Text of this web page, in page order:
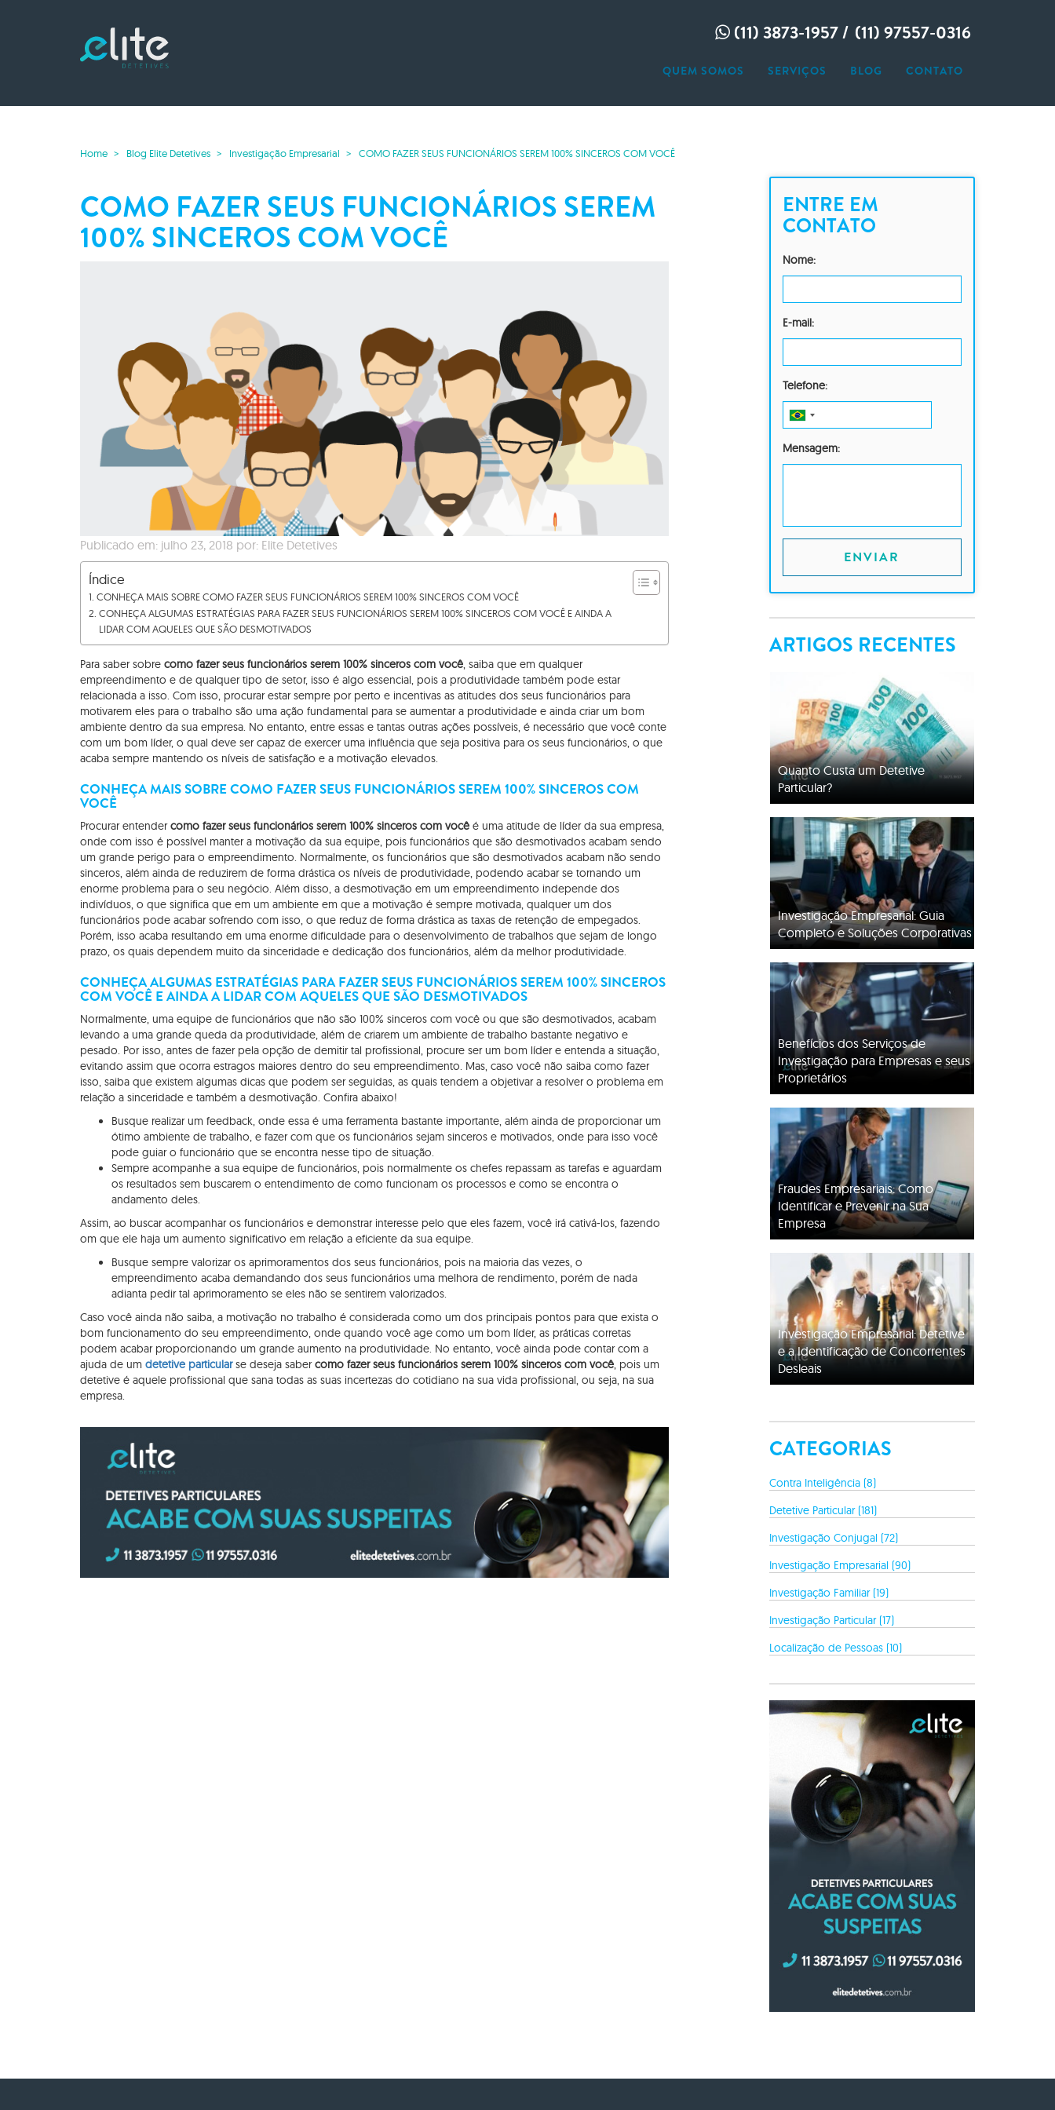
QUEM SOMOS
TECNOLOGIA DA ESPIONAGEM
SERVIÇOS
CONTRA INTELIGÊNCIA
LOCALIZAÇÃO DE PESSOAS
MONITORAMENTO
INVESTIGAÇÃO PARTICULAR
BLOG CONTATO
(11) 3873-1957 / (11) 97557-0316
Home Blog Elite Detetives Investigação Empresarial COMO FAZER SEUS FUNCIONÁRIOS SEREM 100% SINCEROS COM VOCÊ
COMO FAZER SEUS FUNCIONÁRIOS SEREM
100% SINCEROS COM VOCÊ
Publicado em: julho 23, 2018 por: Elite Detetives
Índice
CONHEÇA MAIS SOBRE COMO FAZER SEUS FUNCIONÁRIOS SEREM 100% SINCEROS COM VOCÊ
CONHEÇA ALGUMAS ESTRATÉGIAS PARA FAZER SEUS FUNCIONÁRIOS SEREM 100% SINCEROS COM VOCÊ E AINDA A
LIDAR COM AQUELES QUE SÃO DESMOTIVADOS
Para saber sobre como fazer seus funcionários serem 100% sinceros com você, saiba que em qualquer
empreendimento e de qualquer tipo de setor, isso é algo essencial, pois a produtividade também pode estar
relacionada a isso. Com isso, procurar estar sempre por perto e incentivas as atitudes dos seus funcionários para
motivarem eles para o trabalho são uma ação fundamental para se aumentar a produtividade e ainda criar um bom
ambiente dentro da sua empresa. No entanto, entre essas e tantas outras ações possíveis, é necessário que você conte
com um bom líder, o qual deve ser capaz de exercer uma influência que seja positiva para os seus funcionários, o que
acaba sempre mantendo os níveis de satisfação e a motivação elevados.
CONHEÇA MAIS SOBRE COMO FAZER SEUS FUNCIONÁRIOS SEREM 100% SINCEROS COM
VOCÊ
Procurar entendercomo fazer seus funcionários serem 100% sinceros com você é uma atitude de líder da sua empresa,
onde com isso é possível manter a motivação da sua equipe, pois funcionários que são desmotivados acabam sendo
um grande perigo para o empreendimento. Normalmente, os funcionários que são desmotivados acabam não sendo
sinceros, além ainda de reduzirem de forma drástica os níveis de produtividade, podendo acabar se tornando um
enorme problema para o seu negócio. Além disso, a desmotivação em um empreendimento independe dos
indivíduos, o que significa que em um ambiente em que a motivação é sempre motivada, qualquer um dos
funcionários pode acabar sofrendo com isso, o que reduz de forma drástica as taxas de retenção de empegados.
Porém, isso acaba resultando em uma enorme dificuldade para o desenvolvimento de trabalhos que sejam de longo
prazo, os quais dependem muito da sinceridade e dedicação dos funcionários, além da melhor produtividade.
CONHEÇA ALGUMAS ESTRATÉGIAS PARA FAZER SEUS FUNCIONÁRIOS SEREM 100% SINCEROS
COM VOCÊ E AINDA A LIDAR COM AQUELES QUE SÃO DESMOTIVADOS
Normalmente, uma equipe de funcionários que não são 100% sinceros com você ou que são desmotivados, acabam
levando a uma grande queda da produtividade, além de criarem um ambiente de trabalho bastante negativo e
pesado. Por isso, antes de fazer pela opção de demitir tal profissional, procure ser um bom líder e entenda a situação,
evitando assim que ocorra estragos maiores dentro do seu empreendimento. Mas, caso você não saiba como fazer
isso, saiba que existem algumas dicas que podem ser seguidas, as quais tendem a objetivar a resolver o problema em
relação a sinceridade e também a desmotivação. Confira abaixo!
Busque realizar um feedback, onde essa é uma ferramenta bastante importante, além ainda de proporcionar um
ótimo ambiente de trabalho, e fazer com que os funcionários sejam sinceros e motivados, onde para isso você
pode guiar o funcionário que se encontra nesse tipo de situação.
Sempre acompanhe a sua equipe de funcionários, pois normalmente os chefes repassam as tarefas e aguardam
os resultados sem buscarem o entendimento de como funcionam os processos e como se encontra o
andamento deles.
Assim, ao buscar acompanhar os funcionários e demonstrar interesse pelo que eles fazem, você irá cativá-los, fazendo
om que ele haja um aumento significativo em relação a eficiente da sua equipe.
Busque sempre valorizar os aprimoramentos dos seus funcionários, pois na maioria das vezes, o
empreendimento acaba demandando dos seus funcionários uma melhora de rendimento, porém de nada
adianta pedir tal aprimoramento se eles não se sentirem valorizados.
Caso você ainda não saiba, a motivação no trabalho é considerada como um dos principais pontos para que exista o
bom funcionamento do seu empreendimento, onde quando você age como um bom líder, as práticas corretas
podem acabar proporcionando um grande aumento na produtividade. No entanto, você ainda pode contar com a
ajuda de um detetive particularse deseja sabercomo fazer seus funcionários serem 100% sinceros com você, pois um
detetive é aquele profissional que sana todas as suas incertezas do cotidiano na sua vida profissional, ou seja, na sua
empresa.
ENTRE EM
CONTATO
Nome:
E-mail:
Telefone:
Mensagem:
ENVIAR
ARTIGOS RECENTES
Quanto Custa um Detetive
Particular?
Investigação Empresarial: Guia
Completo e Soluções Corporativas
Benefícios dos Serviços de
Investigação para Empresas e seus
Proprietários
Fraudes Empresariais: Como
Identificar e Prevenir na Sua
Empresa
Investigação Empresarial: Detetive
e a Identificação de Concorrentes
Desleais
CATEGORIAS
Contra Inteligência (8)
Detetive Particular (181)
Investigação Conjugal (72)
Investigação Empresarial (90)
Investigação Familiar (19)
Investigação Particular (17)
Localização de Pessoas (10)